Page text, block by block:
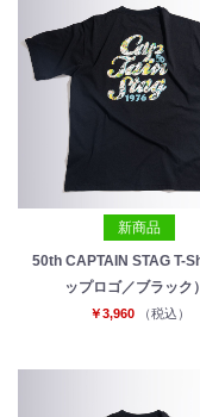
新商品
50th CAPTAIN STAG T-
ップロゴ／ブラック
￥3,960 （税込）